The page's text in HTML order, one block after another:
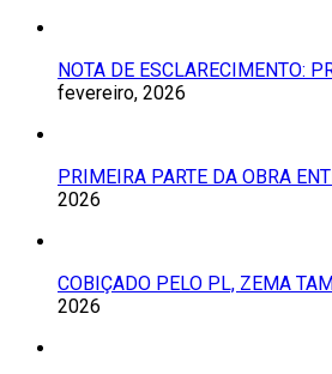
NOTA DE ESCLARECIMENTO:
fevereiro, 2026
PRIMEIRA PARTE DA OBRA
2026
COBIÇADO PELO PL, ZEMA
2026